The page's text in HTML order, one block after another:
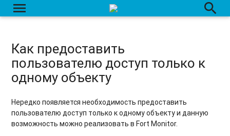
menu search
Как предоставить
пользователю доступ только к
одному объекту
Нередко появляется необходимость предоставить
пользователю доступ только к одному объекту и данную
возможность можно реализовать в Fort Monitor.